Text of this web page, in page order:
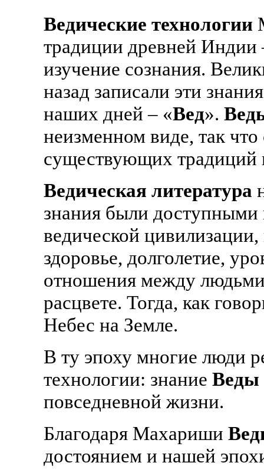
Ведические технологии
традиции древней Индии
изучение сознания.
назад записали эти
наших дней – «Вед».
неизменном виде, так что
существующих традиций
Ведическая литература
знания были доступными
ведической
здоровье, долголетие,
отношения между
расцвете. Тогда, как
Небес на Земле.
В ту эпоху многие люди
технологии: знание Веды
повседневной жизни.
Благодаря Махариши
достоянием и нашей